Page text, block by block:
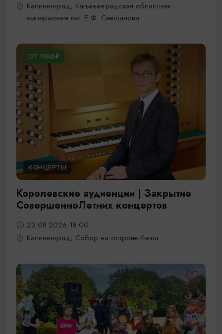
Калининград, Калининградская областная
филармония им. Е.Ф. Светланова
ОТ 1100₽
КОНЦЕРТЫ
Королевские аудиенции | Закрытие
СовершенноЛетних концертов
23.08.2026 18:00
Калининград, Собор на острове Канта